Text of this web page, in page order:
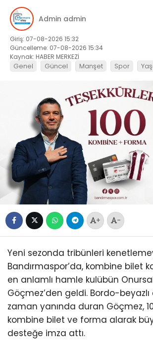
Admin admin
Giriş: 07-08-2026 15:32
Güncelleme: 07-08-2026 15:34
Kaynak: HABER MERKEZİ
Genel Güncel Manşet Spor
+ -
Yeni sezonda tribünleri
Bandırmaspor’da, kombine bilet
en anlamlı hamle kulübün
Göçmez’den geldi. Bordo-
zaman yanında duran Göçmez,
kombine bilet ve forma alarak
desteğe imza attı.